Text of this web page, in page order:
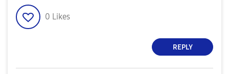
0 Likes
REPLY